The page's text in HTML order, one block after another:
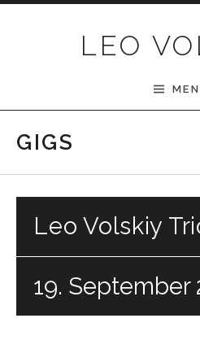
LEO
GIGS
Leo Volskiy
19. September